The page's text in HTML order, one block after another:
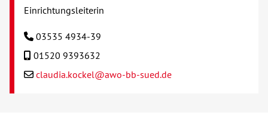
Einrichtungsleiterin
03535 4934-39
01520 9393632
claudia.kockel@awo-bb-sued.de